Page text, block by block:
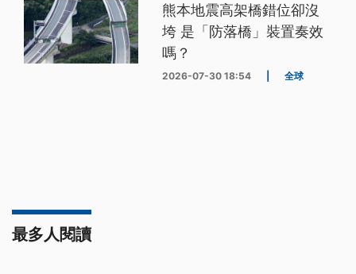
熊本地震高架橋錯位卻沒
垮 是「防落橋」裝置奏效
嗎？
2026-07-30 18:54 全球
最多人閱讀